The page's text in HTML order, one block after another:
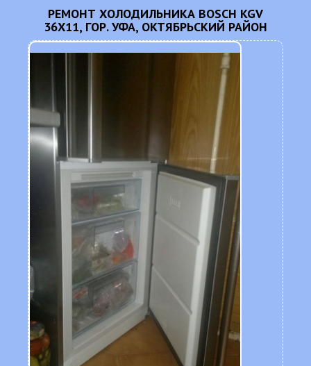
РЕМОНТ ХОЛОДИЛЬНИКА BOSCH KGV
36X11, ГОР. УФА, ОКТЯБРЬСКИЙ РАЙОН